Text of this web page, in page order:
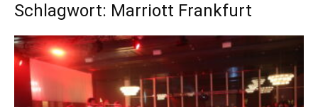
Schlagwort: Marriott Frankfurt